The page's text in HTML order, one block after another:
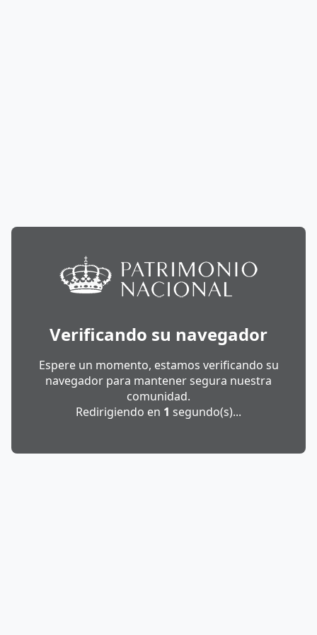
Verificando su navegador
Espere un momento, estamos verificando su
navegador para mantener segura nuestra
comunidad.
Redirigiendo en 1 segundo(s)...